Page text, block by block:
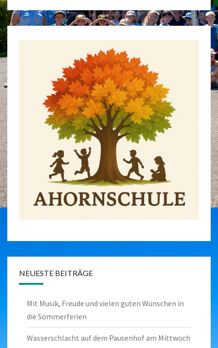
NEUESTE BEITRÄGE
Mit Musik, Freude und vielen guten Wünschen in
die Sommerferien
Wasserschlacht auf dem Pausenhof am Mittwoch